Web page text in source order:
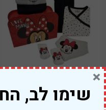
מתנה ליולדת בת – מיני מאוס
מזוודה אדומה
שימו לב,
×